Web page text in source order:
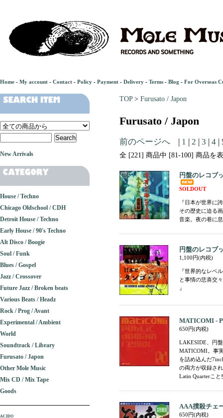
Home - My account - Contact - Policy - Payment - Delivery - Terms - Blog - For Overseas
TOP> Furusato / Japon
Furusato / Japon
前のページへ | 1 | 2 | 3 | 4 |
全 [221] 商品中 [81-100] 商品を
円盤のレコブ
SOLDOUT
『日本が世界に
その歴史に迫る
音楽。夜の巷に
円盤のレコブ
1,100円(内税)
『世界的なレベ
と事情の悲喜交
』
MATICOMI -
650円(内税)
LAKESIDE、円
MATICOMI。事
を詰め込んだ
の両方が収録さ
Latin Quarterこ
AAA撲殺チェ
650円(内税)
New Arrivals
House / Techno
Chicago Oldschool / CDH
Detroit House / Techno
Early House / 90's Techno
Alt Disco / Boogie
Soul / Funk
Blues / Gospel
Jazz / Crossover
Future Jazz / Broken beats
Various Beats / Headz
Rock / Prog / Avant
Experimental / Ambient
World
Soundtrack / Library
Furusato / Japon
Other Mole Music
Mix CD / Mix Tape
Goods
ACIDO